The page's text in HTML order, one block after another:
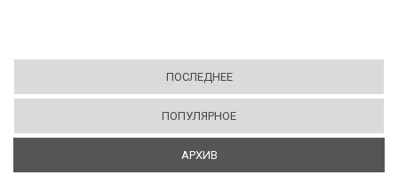
ПОСЛЕДНЕЕ
ПОПУЛЯРНОЕ
АРХИВ